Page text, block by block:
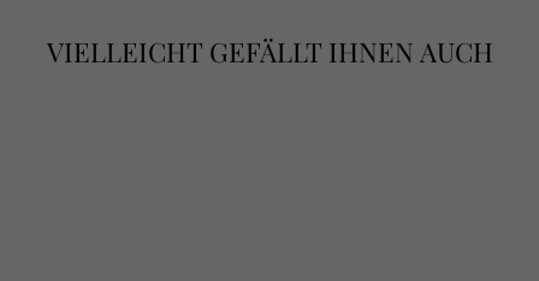
VIELLEICHT GEFÄLLT IHNEN AUCH